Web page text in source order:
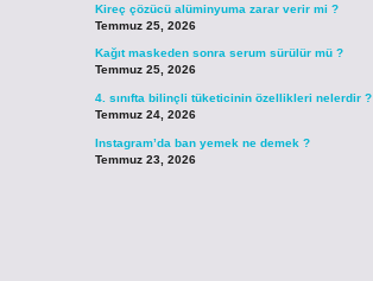
Kireç çözücü alüminyuma zarar verir mi ?
Temmuz 25, 2026
Kağıt maskeden sonra serum sürülür mü ?
Temmuz 25, 2026
4. sınıfta bilinçli tüketicinin özellikleri nelerdir ?
Temmuz 24, 2026
Instagram’da ban yemek ne demek ?
Temmuz 23, 2026